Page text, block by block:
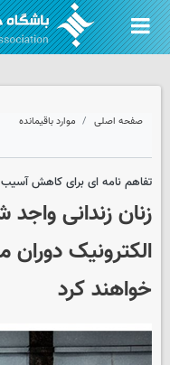
صفحه اصلی موارد باقیمانده
تفاهم نامه ای برای کاهش آسیب
زنان زندانی واجد
الکترونیک
خواهند کرد